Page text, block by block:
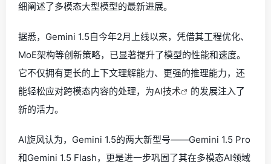
细阐述了多模态大型模型的最新进展。
据悉，Gemini 1.5自今年2月上线以来，凭借其工程优化、
MoE架构等创新策略，已显著提升了模型的性能和速度。
它不仅拥有更长的上下文理解能力、更强的推理能力，还
能轻松应对跨模态内容的处理，为AI技术
的发展注入了
新的活力。
AI旋风认为，Gemini 1.5的两大新型号——Gemini 1.5 Pro
和Gemini 1.5 Flash，更是进一步巩固了其在多模态AI领域